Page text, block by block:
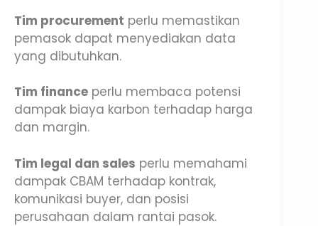
Tim procurement perlu memastikan
pemasok dapat menyediakan data
yang dibutuhkan.
Tim finance perlu membaca potensi
dampak biaya karbon terhadap harga
dan margin.
Tim legal dan sales perlu memahami
dampak CBAM terhadap kontrak,
komunikasi buyer, dan posisi
perusahaan dalam rantai pasok.